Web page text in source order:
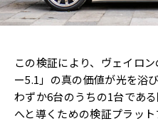
この検証により、ヴェイロ
ー5.1」の真の価値が光を浴
わずか6台のうちの1台であ
へと導くための検証プラッ